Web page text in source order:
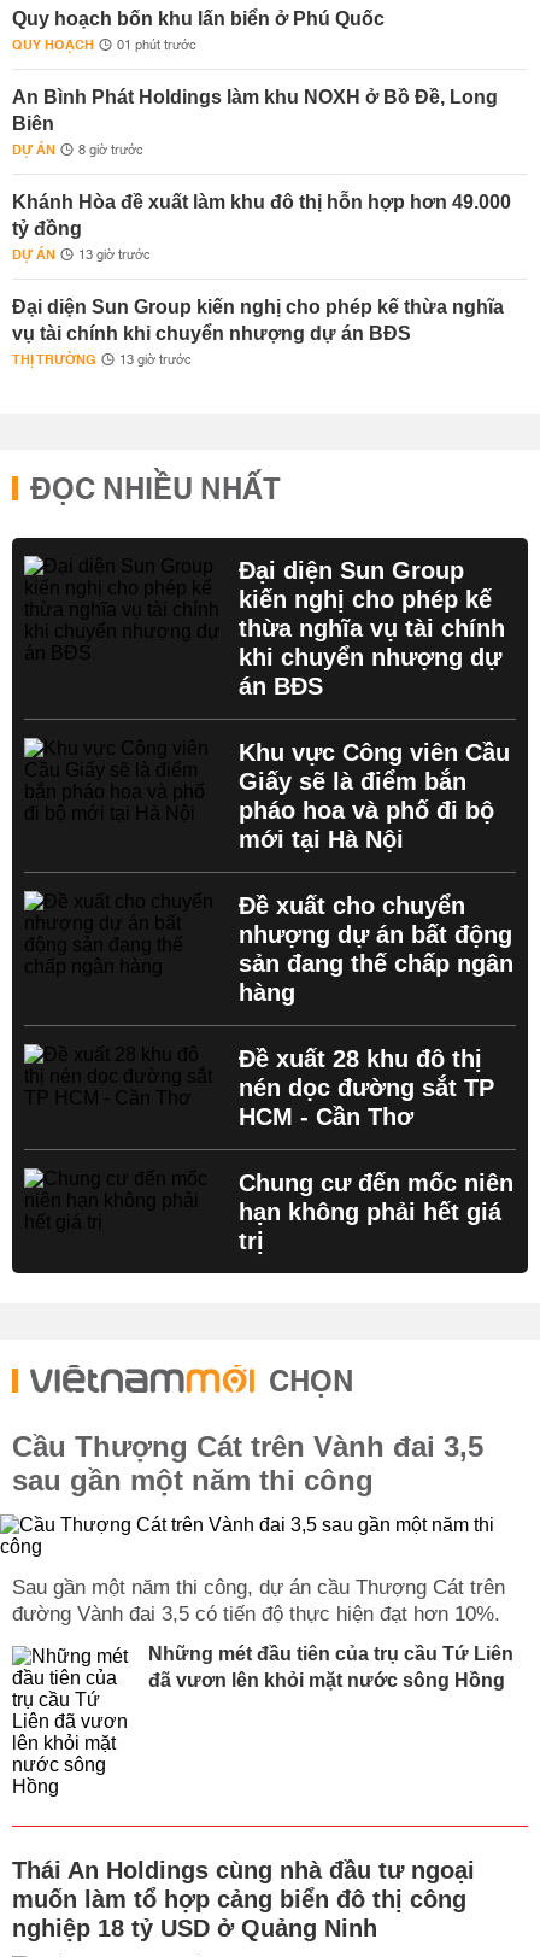
Quy hoạch bốn khu lấn biển ở Phú Quốc
QUY HOẠCH 01 phút trước
An Bình Phát Holdings làm khu NOXH ở Bồ Đề, Long
Biên
DỰ ÁN 8 giờ trước
Khánh Hòa đề xuất làm khu đô thị hỗn hợp hơn 49.000
tỷ đồng
DỰ ÁN 13 giờ trước
Đại diện Sun Group kiến nghị cho phép kế thừa nghĩa
vụ tài chính khi chuyển nhượng dự án BĐS
THỊ TRƯỜNG 13 giờ trước
ĐỌC NHIỀU NHẤT
Đại diện Sun Group
kiến nghị cho phép kế
thừa nghĩa vụ tài chính
khi chuyển nhượng dự
án BĐS
Khu vực Công viên Cầu
Giấy sẽ là điểm bắn
pháo hoa và phố đi bộ
mới tại Hà Nội
Đề xuất cho chuyển
nhượng dự án bất động
sản đang thế chấp ngân
hàng
Đề xuất 28 khu đô thị
nén dọc đường sắt TP
HCM - Cần Thơ
Chung cư đến mốc niên
hạn không phải hết giá
trị
CHỌN
Cầu Thượng Cát trên Vành đai 3,5
sau gần một năm thi công
Sau gần một năm thi công, dự án cầu Thượng Cát trên
đường Vành đai 3,5 có tiến độ thực hiện đạt hơn 10%.
Những mét đầu tiên của trụ cầu Tứ Liên
đã vươn lên khỏi mặt nước sông Hồng
Thái An Holdings cùng nhà đầu tư ngoại
muốn làm tổ hợp cảng biển đô thị công
nghiệp 18 tỷ USD ở Quảng Ninh